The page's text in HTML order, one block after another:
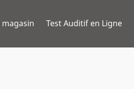
Test Auditif en Ligne